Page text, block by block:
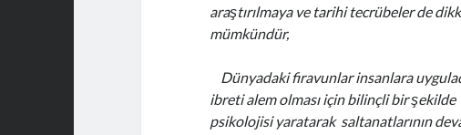
araştırılmaya ve tarihi tecrübeler de
mümkündür,
Dünyadaki firavunlar insanlara
ibreti alem olması için bilinçli bir
psikolojisi yaratarak saltanatlarının